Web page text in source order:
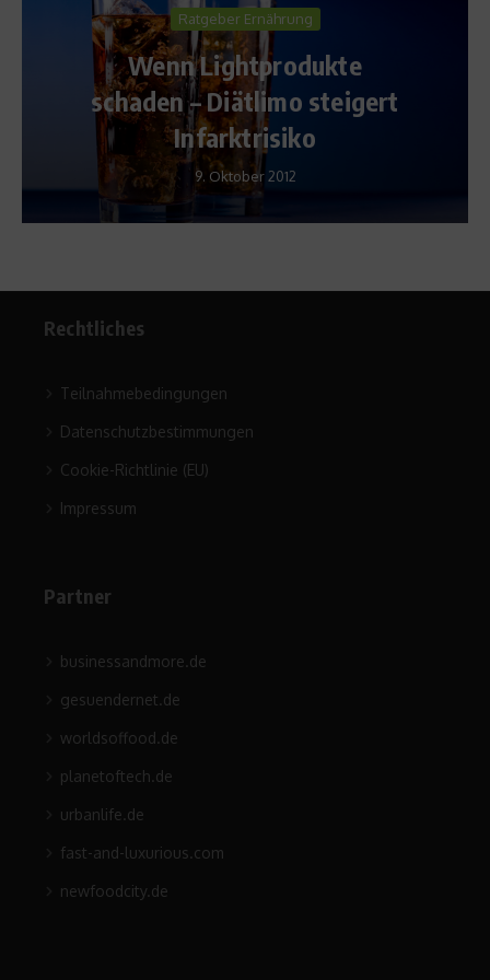
Ratgeber Ernährung
Wenn Lightprodukte
schaden – Diätlimo steigert
Infarktrisiko
9. Oktober 2012
Rechtliches
Teilnahmebedingungen
Datenschutzbestimmungen
Cookie-Richtlinie (EU)
Impressum
Partner
businessandmore.de
gesuendernet.de
worldsoffood.de
planetoftech.de
urbanlife.de
fast-and-luxurious.com
newfoodcity.de